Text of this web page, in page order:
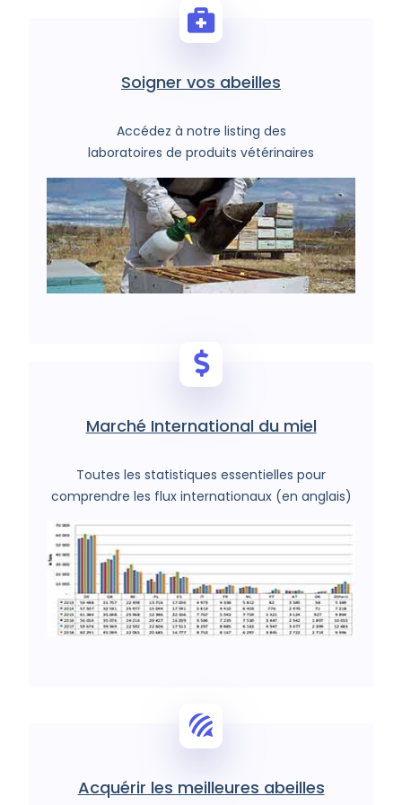
Soigner vos abeilles
Accédez à notre listing des
laboratoires de produits vétérinaires
Marché International du miel
Toutes les statistiques essentielles pour
comprendre les flux internationaux (en anglais)
Acquérir les meilleures abeilles